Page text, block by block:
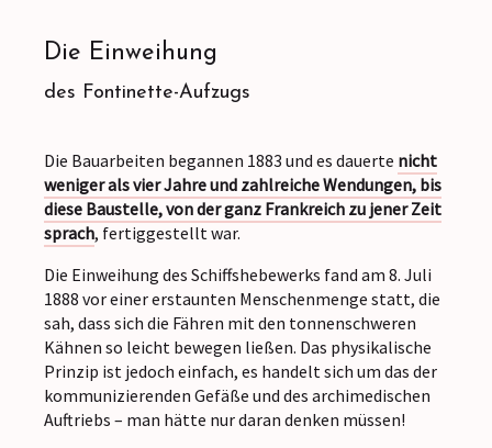
Die Einweihung
des Fontinette-Aufzugs
Die Bauarbeiten begannen 1883 und es dauerte nicht
weniger als vier Jahre und zahlreiche Wendungen, bis
diese Baustelle, von der ganz Frankreich zu jener Zeit
sprach, fertiggestellt war.
Die Einweihung des Schiffshebewerks fand am 8. Juli
1888 vor einer erstaunten Menschenmenge statt, die
sah, dass sich die Fähren mit den tonnenschweren
Kähnen so leicht bewegen ließen. Das physikalische
Prinzip ist jedoch einfach, es handelt sich um das der
kommunizierenden Gefäße und des archimedischen
Auftriebs – man hätte nur daran denken müssen!